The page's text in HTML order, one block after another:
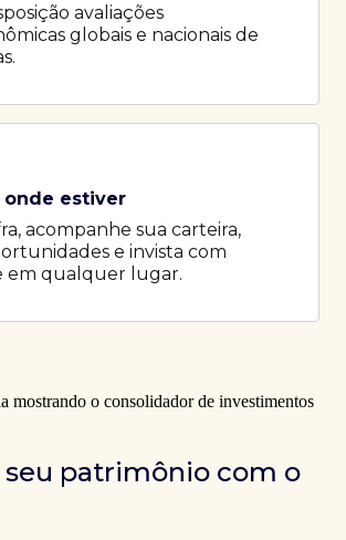
avaliações
globais e nacionais de
onde estiver
acompanhe sua carteira,
e invista com
em qualquer lugar.
seu patrimônio com o